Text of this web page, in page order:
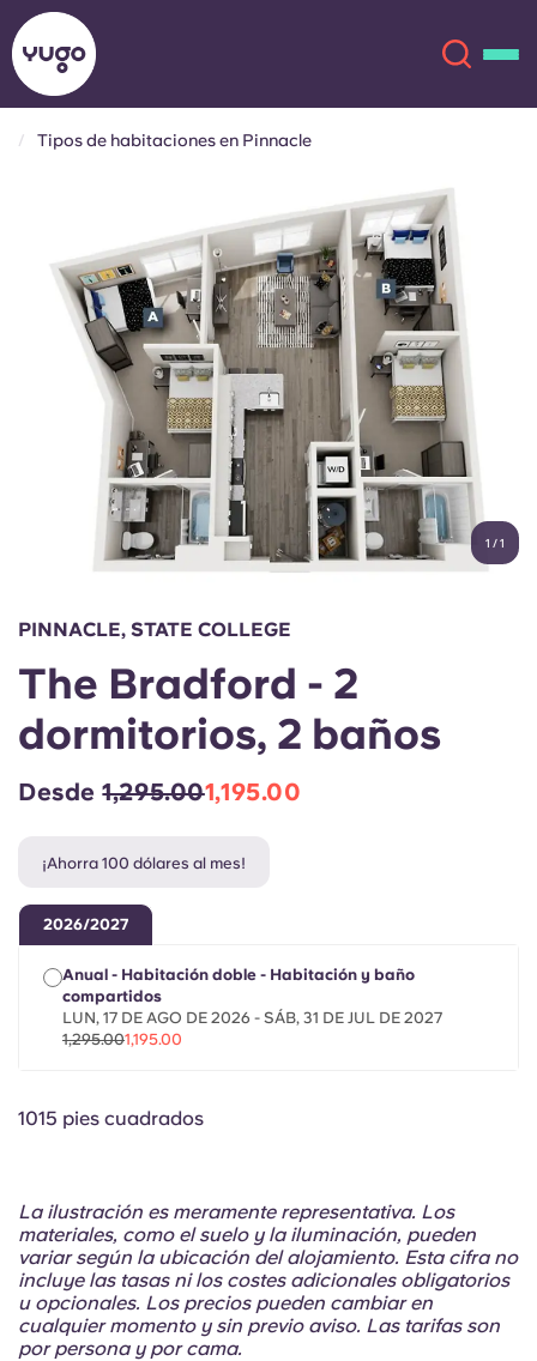
Ubicaciones
Más
Cuenta Idioma
English (GB)
Chinese
Español
French
Elige un país
Iniciar sesión
Reserva ahora
English (US)
Chinese Español
Català Deutsch
Italian French
Portuguese
Tipos de habitaciones en Pinnacle
1 /1
PINNACLE, STATE COLLEGE
The Bradford - 2
dormitorios, 2 baños
Desde1,295.001,195.00
¡Ahorra 100 dólares al mes!
2026/2027
Anual - Habitación doble - Habitación y baño
compartidos
LUN, 17 DE AGO DE 2026 - SÁB, 31 DE JUL DE 2027
1,295.001,195.00
1015 pies cuadrados
La ilustración es meramente representativa. Los
materiales, como el suelo y la iluminación, pueden
variar según la ubicación del alojamiento. Esta cifra no
incluye las tasas ni los costes adicionales obligatorios
u opcionales. Los precios pueden cambiar en
cualquier momento y sin previo aviso. Las tarifas son
por persona y por cama.